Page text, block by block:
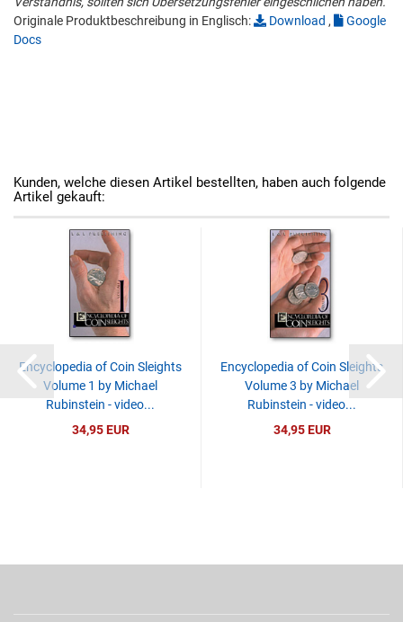
Originale Produktbeschreibung in Englisch:
Download ,
Google
Docs
Kunden, welche diesen Artikel bestellten, haben auch folgende
Artikel gekauft:
Encyclopedia of Coin Sleights
Volume 1 by Michael
Rubinstein - video...
34,95 EUR
Encyclopedia of Coin Sleights
Volume 3 by Michael
Rubinstein - video...
34,95 EUR